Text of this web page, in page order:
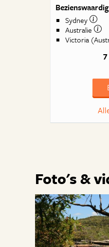
Sydney
Australie
Victoria
Foto's &